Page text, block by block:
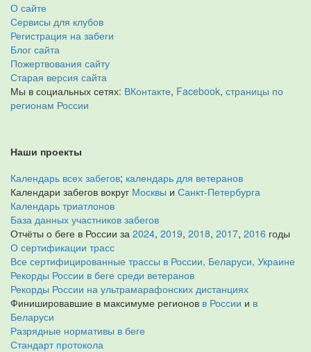
О сайте
Сервисы для клубов
Регистрация на забеги
Блог сайта
Пожертвования сайту
Старая версия сайта
Мы в социальных сетях: ВКонтакте, Facebook, страницы по
регионам России
Наши проекты
Календарь всех забегов; календарь для ветеранов
Календари забегов вокруг Москвы и Санкт-Петербурга
Календарь триатлонов
База данных участников забегов
Отчёты о беге в России за 2024, 2019, 2018, 2017, 2016 годы
О сертификации трасс
Все сертифицированные трассы в России, Беларуси, Украине
Рекорды России в беге среди ветеранов
Рекорды России на ультрамарафонских дистанциях
Финишировавшие в максимуме регионов в России и в
Беларуси
Разрядные нормативы в беге
Стандарт протокола